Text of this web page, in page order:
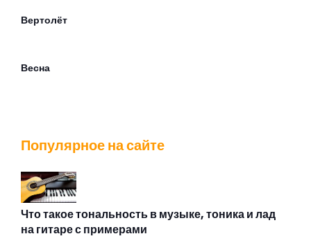
Вертолёт
Весна
Взгляд туманный пьёт нирвану
Популярное на сайте
Что такое тональность в музыке, тоника и лад
на гитаре с примерами